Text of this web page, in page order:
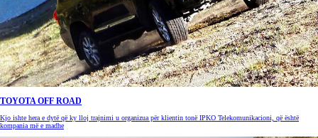
TOYOTA OFF ROAD
Kjo ishte hera e dytë që ky lloj trajnimi u organizua për klientin tonë IPKO Telekomunikacioni, që është
kompania më e madhe